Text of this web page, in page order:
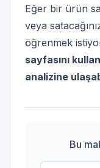
Eğer bir ürün
veya
öğrenmek
sayfasını
analizine
Bu